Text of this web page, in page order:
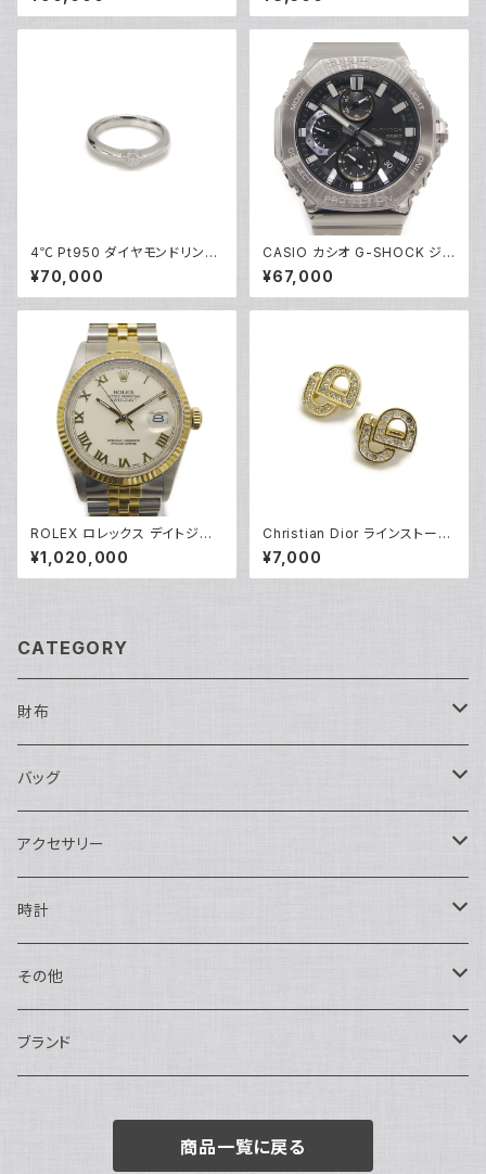
8
プ シルバー925 ペンダントトッ
プ Y05234
4℃ Pt950 ダイヤモンドリング
[True Love] プラチナ 指輪 8
号 Y05242
¥70,000
CASIO カシオ G-SHOCK ジ
ーショック GMC-B2100D-1AJ
F フルメタルクロノグラフ ソーラ
ー電波時計 モバイルリンク 黒
¥67,000
ROLEX ロレックス デイトジャ
スト 16013 ローマンイデックス
R番 SS/YG 自動巻き アイボリ
ー文字盤 Y04955
¥1,020,000
Christian Dior ラインストーン
CDロゴ クリップイヤリング ※
石抜けあり Y05247
¥7,000
CATEGORY
財布
長財布
二つ折り
バッグ
ショルダーバッグ・ボディバッグ
ハンドバッグ・ポーチ
トートバッグ
バックパック・リュックサック
アクセサリー
ネックレス
指輪
ピアス・イヤリング
時計
アナログ・機械式
アナログ・クォーツ
その他
ペン・万年筆
ブランド
商品一覧に戻る